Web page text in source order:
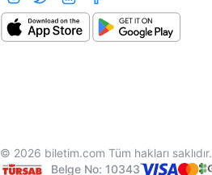
© 2026 biletim.com Tüm hakları saklıdır.
Belge No: 10343